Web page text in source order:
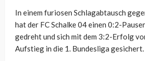
In einem furiosen Schlagabtausch
hat der FC Schalke 04 einen 0:2-
gedreht und sich mit dem 3:2-Erfolg
Aufstieg in die 1. Bundesliga gesichert.